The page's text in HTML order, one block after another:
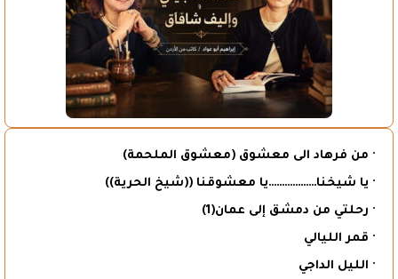
· من فرهاد الى معشوق (معشوق الملحمة)
· يا شيخنا………………يا معشوقنا ((شيخ الحرية))
· رحلتي من دمشق إلى عمان(1)
· قمر الليالي
· الليل الداجي